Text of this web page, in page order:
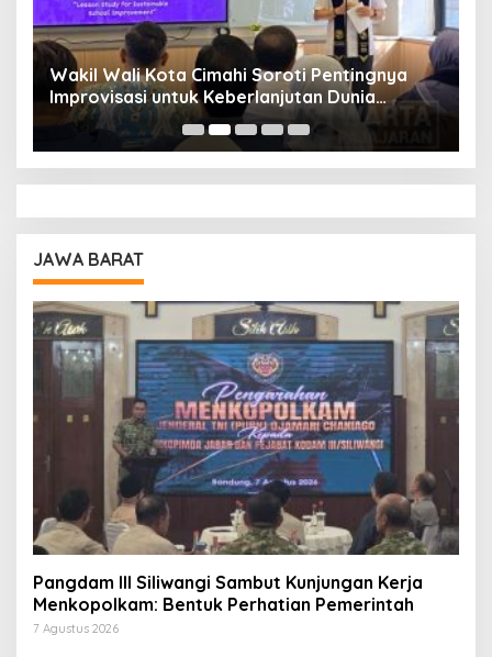
Wakil Wali Kota Cimahi Soroti Pentingnya
Improvisasi untuk Keberlanjutan Dunia
Pendidikan
JAWA BARAT
Pangdam III Siliwangi Sambut Kunjungan Kerja
Menkopolkam: Bentuk Perhatian Pemerintah
7 Agustus 2026